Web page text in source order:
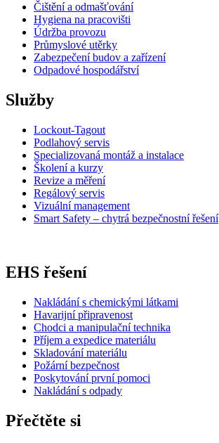
Čištění a odmašťování
Hygiena na pracovišti
Údržba provozu
Průmyslové utěrky
Zabezpečení budov a zařízení
Odpadové hospodářství
Služby
Lockout-Tagout
Podlahový servis
Specializovaná montáž a instalace
Školení a kurzy
Revize a měření
Regálový servis
Vizuální management
Smart Safety – chytrá bezpečnostní řešení
EHS řešení
Nakládání s chemickými látkami
Havarijní připravenost
Chodci a manipulační technika
Příjem a expedice materiálu
Skladování materiálu
Požární bezpečnost
Poskytování první pomoci
Nakládání s odpady
Přečtěte si